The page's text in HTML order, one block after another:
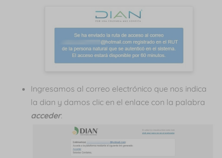
Ingresamos al correo electrónico que nos indica
la dian y damos clic en el enlace con la palabra
acceder.